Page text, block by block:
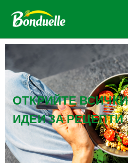
ОТКРИЙТЕ
ИДЕИ ЗА РЕЦЕПТИ